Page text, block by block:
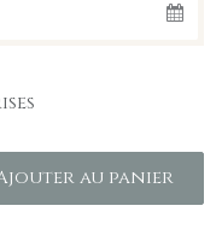
au panier